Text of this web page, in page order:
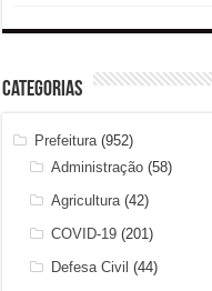
Categorias
Prefeitura (952)
Administração (58)
Agricultura (42)
COVID-19 (201)
Defesa Civil (44)